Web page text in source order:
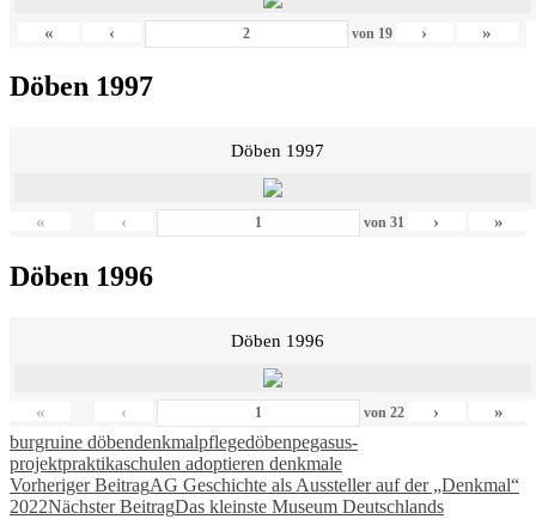
« ‹ von 19 › »
Döben 1997
Döben 1997
« ‹ von 31 › »
Döben 1996
Döben 1996
« ‹ von 22 › »
burgruine döbendenkmalpflegedöbenpegasus-
projektpraktikaschulen adoptieren denkmale
Beitragsnavigation
Vorheriger BeitragAG Geschichte als Aussteller auf der „Denkmal“
2022Nächster BeitragDas kleinste Museum Deutschlands